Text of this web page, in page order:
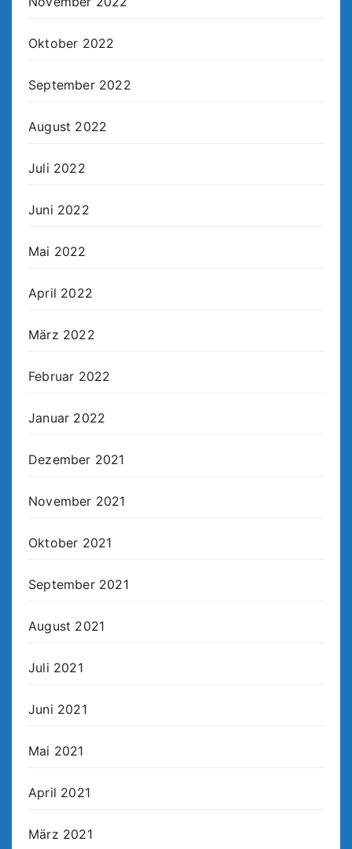
Oktober 2022
September 2022
August 2022
Juli 2022
Juni 2022
Mai 2022
April 2022
März 2022
Februar 2022
Januar 2022
Dezember 2021
November 2021
Oktober 2021
September 2021
August 2021
Juli 2021
Juni 2021
Mai 2021
April 2021
März 2021